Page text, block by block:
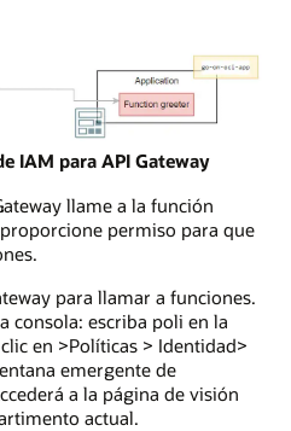
IAM para API Gateway
llame a la función
permiso para que
para llamar a funciones.
consola: escriba poli en la
en >Políticas > Identidad>
emergente de
a la página de visión
actual.